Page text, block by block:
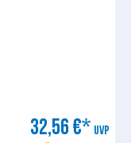
32,56 €* UVP